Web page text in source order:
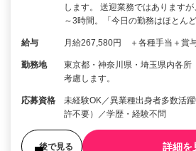
します。 送迎業務ではあります
～3時間。「今日の勤務はほとん
給与 月給267,580円 ＋各種手当＋賞
勤務地
東京都・神奈川県・埼玉県内各
考慮します。
応募資格
未経験OK／異業種出身者多数活
許不要）／学歴・経験不問
後で見る 詳細を